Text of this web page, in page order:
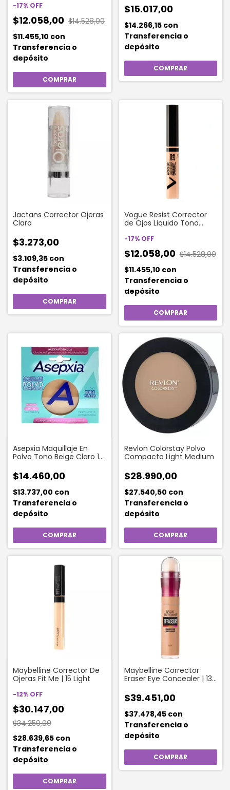
-17% OFF
$12.058,00 $14.528,00
$11.455,10 con
Transferencia o
depósito
$15.017,00
$14.266,15 con
Transferencia o
depósito
Jactans Corrector Ojeras
Claro
$3.273,00
$3.109,35 con
Transferencia o
depósito
Vogue Resist Corrector
de Ojos Liquido Tono
-17% OFF
$12.058,00 $14.528,00
$11.455,10 con
Transferencia o
depósito
Asepxia Maquillaje En
Polvo Tono Beige Claro 10
$14.460,00
$13.737,00 con
Transferencia o
depósito
Revlon Colorstay Polvo
Compacto Light Medium
$28.990,00
$27.540,50 con
Transferencia o
depósito
Maybelline Corrector De
Ojeras Fit Me | 15 Light
-12% OFF
$30.147,00
$34.259,00
$28.639,65 con
Transferencia o
depósito
Maybelline Corrector
Eraser Eye Concealer | 130
$39.451,00
$37.478,45 con
Transferencia o
depósito